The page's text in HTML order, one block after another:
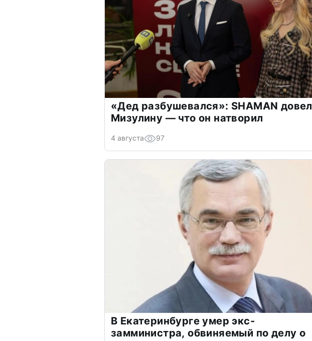
«Дед разбушевался»: SHAMAN довел
Мизулину — что он натворил
4 августа 97
В Екатеринбурге умер экс-
замминистра, обвиняемый по делу о